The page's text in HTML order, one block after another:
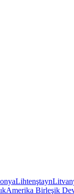
Lihtenştayn
Amerika Birleşik